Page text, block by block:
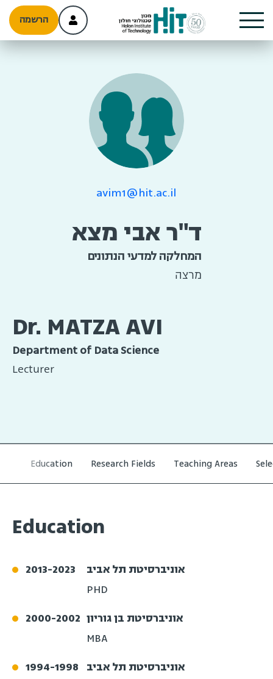
הרשמה
avim1@hit.ac.il
ד"ר אבי מצא
המחלקה למדעי הנתונים
מרצה
Dr. MATZA AVI
Department of Data Science
Lecturer
Education Research Fields Teaching Areas
Education
2013-2023
אוניברסיטת תל אביב
PHD
2000-2002 אוניברסיטת בן גוריון
MBA
1994-1998 אוניברסיטת תל אביב